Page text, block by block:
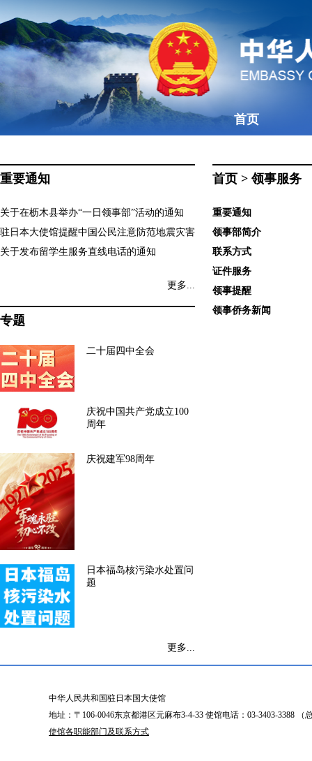
首页
重要通知
关于在枥木县举办“一日领事部”活动的通知
驻日本大使馆提醒中国公民注意防范地震灾害
关于发布留学生服务直线电话的通知
更多...
专题
二十届四中全会
庆祝中国共产党成立100
周年
庆祝建军98周年
日本福岛核污染水处置问
题
更多...
首页 >领事服务
重要通知
领事部简介
联系方式
证件服务
领事提醒
领事侨务新闻
中华人民共和国驻日本国大使馆
地址：〒106-0046东京都港区元麻布3-4-33 使馆电话：03-3403-3388 （
使馆各职能部门及联系方式